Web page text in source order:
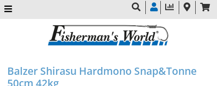
Balzer Shirasu Hardmono Snap&Tonne
50cm 42kg